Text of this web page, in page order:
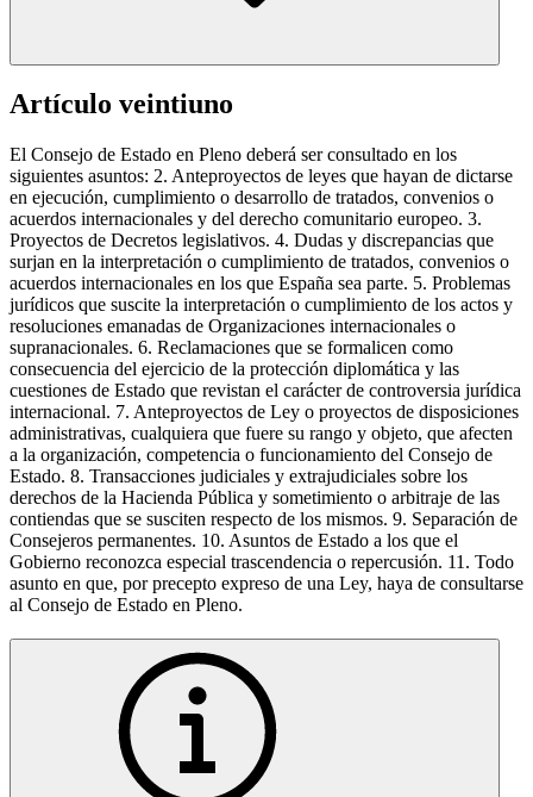
Artículo veintiuno
El Consejo de Estado en Pleno deberá ser consultado en los
siguientes asuntos: 2. Anteproyectos de leyes que hayan de dictarse
en ejecución, cumplimiento o desarrollo de tratados, convenios o
acuerdos internacionales y del derecho comunitario europeo. 3.
Proyectos de Decretos legislativos. 4. Dudas y discrepancias que
surjan en la interpretación o cumplimiento de tratados, convenios o
acuerdos internacionales en los que España sea parte. 5. Problemas
jurídicos que suscite la interpretación o cumplimiento de los actos y
resoluciones emanadas de Organizaciones internacionales o
supranacionales. 6. Reclamaciones que se formalicen como
consecuencia del ejercicio de la protección diplomática y las
cuestiones de Estado que revistan el carácter de controversia jurídica
internacional. 7. Anteproyectos de Ley o proyectos de disposiciones
administrativas, cualquiera que fuere su rango y objeto, que afecten
a la organización, competencia o funcionamiento del Consejo de
Estado. 8. Transacciones judiciales y extrajudiciales sobre los
derechos de la Hacienda Pública y sometimiento o arbitraje de las
contiendas que se susciten respecto de los mismos. 9. Separación de
Consejeros permanentes. 10. Asuntos de Estado a los que el
Gobierno reconozca especial trascendencia o repercusión. 11. Todo
asunto en que, por precepto expreso de una Ley, haya de consultarse
al Consejo de Estado en Pleno.